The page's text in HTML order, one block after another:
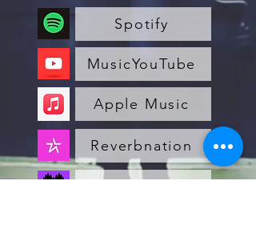
Spotify
MusicYouTube
Apple Music
Reverbnation